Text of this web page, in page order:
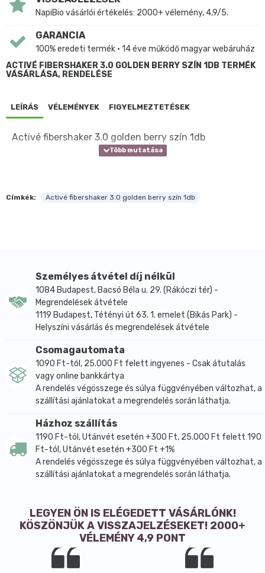
NapiBio vásárlói értékelés: 2000+ vélemény, 4,9/5.
GARANCIA
100% eredeti termék • 14 éve működő magyar webáruház
ACTIVÉ FIBERSHAKER 3.0 GOLDEN BERRY SZÍN 1DB TERMÉK
VÁSÁRLÁSA, RENDELÉSE
LEÍRÁS VÉLEMÉNYEK FIGYELMEZTETÉSEK
Activé fibershaker 3.0 golden berry szín 1db
Címkék: Activé fibershaker 3.0 golden berry szín 1db
Személyes átvétel díj nélkül
1084 Budapest, Bacsó Béla u. 29. (Rákóczi tér) -
Megrendelések átvétele
1119 Budapest, Tétényi út 63. 1. emelet (Bikás Park) -
Helyszíni vásárlás és megrendelések átvétele
Csomagautomata
1090 Ft-tól, 25.000 Ft felett ingyenes - Csak átutalás
vagy online bankkártya
A rendelés végösszege és súlya függvényében változhat, a
szállítási ajánlatokat a megrendelés során láthatja.
Házhoz szállítás
1190 Ft-tól, Utánvét esetén +300 Ft, 25.000 Ft felett 190
Ft-tól, Utánvét esetén +300 Ft +1%
A rendelés végösszege és súlya függvényében változhat, a
szállítási ajánlatokat a megrendelés során láthatja.
LEGYEN ÖN IS ELÉGEDETT VÁSÁRLÓNK!
KÖSZÖNJÜK A VISSZAJELZÉSEKET! 2000+
VÉLEMÉNY 4,9 PONT